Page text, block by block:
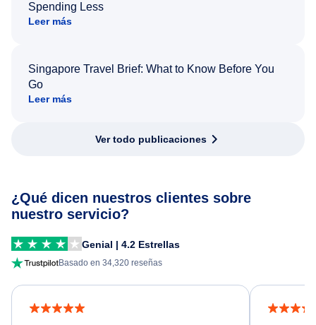
Spending Less
Leer más
Singapore Travel Brief: What to Know Before You
Go
Leer más
Ver todo publicaciones
¿Qué dicen nuestros clientes sobre
nuestro servicio?
Genial | 4.2 Estrellas
Basado en 34,320 reseñas